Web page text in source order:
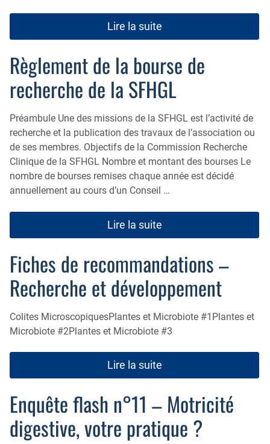
Lire la suite
Règlement de la bourse de
recherche de la SFHGL
Préambule Une des missions de la SFHGL est l’activité de
recherche et la publication des travaux de l’association ou
de ses membres. Objectifs de la Commission Recherche
Clinique de la SFHGL Nombre et montant des bourses Le
nombre de bourses remises chaque année est décidé
annuellement au cours d’un Conseil …
Lire la suite
Fiches de recommandations –
Recherche et développement
Colites MicroscopiquesPlantes et Microbiote #1Plantes et
Microbiote #2Plantes et Microbiote #3
Lire la suite
Enquête flash n°11 – Motricité
digestive, votre pratique ?